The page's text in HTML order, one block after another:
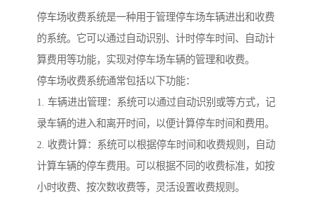
停车场收费系统是一种用于管理停车场车辆进出和收费
的系统。它可以通过自动识别、计时停车时间、自动计
算费用等功能，实现对停车场车辆的管理和收费。
停车场收费系统通常包括以下功能：
1. 车辆进出管理：系统可以通过自动识别或等方式，记
录车辆的进入和离开时间，以便计算停车时间和费用。
2. 收费计算：系统可以根据停车时间和收费规则，自动
计算车辆的停车费用。可以根据不同的收费标准，如按
小时收费、按次数收费等，灵活设置收费规则。